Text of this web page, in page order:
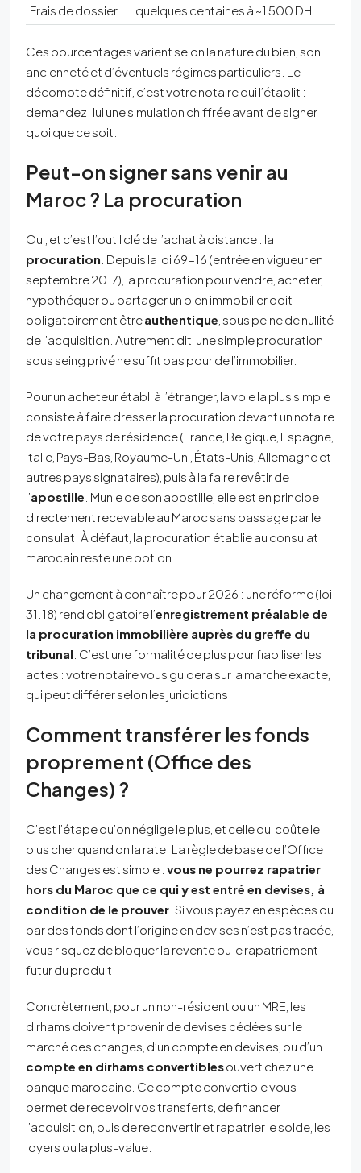
Frais de dossier quelques centaines à ~1 500 DH
Ces pourcentages varient selon la nature du bien, son
ancienneté et d’éventuels régimes particuliers. Le
décompte définitif, c’est votre notaire qui l’établit :
demandez-lui une simulation chiffrée avant de signer
quoi que ce soit.
Peut-on signer sans venir au
Maroc ? La procuration
Oui, et c’est l’outil clé de l’achat à distance : la
procuration . Depuis la loi 69-16 (entrée en vigueur en
septembre 2017), la procuration pour vendre, acheter,
hypothéquer ou partager un bien immobilier doit
obligatoirement êtreauthentique , sous peine de nullité
de l’acquisition. Autrement dit, une simple procuration
sous seing privé ne suffit pas pour de l’immobilier.
Pour un acheteur établi à l’étranger, la voie la plus simple
consiste à faire dresser la procuration devant un notaire
de votre pays de résidence (France, Belgique, Espagne,
Italie, Pays-Bas, Royaume-Uni, États-Unis, Allemagne et
autres pays signataires), puis à la faire revêtir de
l’apostille . Munie de son apostille, elle est en principe
directement recevable au Maroc sans passage par le
consulat. À défaut, la procuration établie au consulat
marocain reste une option.
Un changement à connaître pour 2026 : une réforme (loi
31.18) rend obligatoire l’enregistrement préalable de
la procuration immobilière auprès du greffe du
tribunal . C’est une formalité de plus pour fiabiliser les
actes : votre notaire vous guidera sur la marche exacte,
qui peut différer selon les juridictions.
Comment transférer les fonds
proprement (Office des
Changes) ?
C’est l’étape qu’on néglige le plus, et celle qui coûte le
plus cher quand on la rate. La règle de base de l’Office
des Changes est simple : vous ne pourrez rapatrier
hors du Maroc que ce qui y est entré en devises, à
condition de le prouver . Si vous payez en espèces ou
par des fonds dont l’origine en devises n’est pas tracée,
vous risquez de bloquer la revente ou le rapatriement
futur du produit.
Concrètement, pour un non-résident ou un MRE, les
dirhams doivent provenir de devises cédées sur le
marché des changes, d’un compte en devises, ou d’un
compte en dirhams convertiblesouvert chez une
banque marocaine. Ce compte convertible vous
permet de recevoir vos transferts, de financer
l’acquisition, puis de reconvertir et rapatrier le solde, les
loyers ou la plus-value.